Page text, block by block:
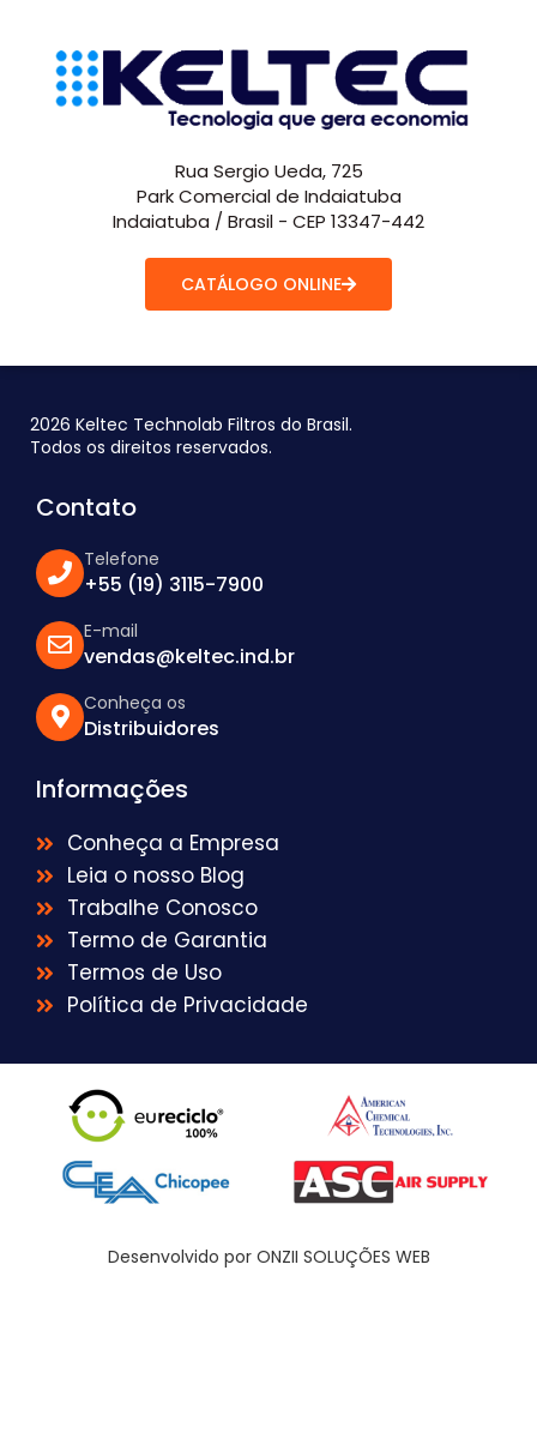
Rua Sergio Ueda, 725
Park Comercial de Indaiatuba
Indaiatuba / Brasil - CEP 13347-442
CATÁLOGO ONLINE
2026 Keltec Technolab Filtros do Brasil.
Todos os direitos reservados.
Contato
Telefone
+55 (19) 3115-7900
E-mail
vendas@keltec.ind.br
Conheça os
Distribuidores
Informações
Conheça a Empresa
Leia o nosso Blog
Trabalhe Conosco
Termo de Garantia
Termos de Uso
Política de Privacidade
Desenvolvido por ONZII SOLUÇÕES WEB